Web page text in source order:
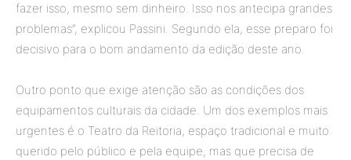
fazer isso, mesmo sem dinheiro. Isso nos antecipa grandes
problemas”, explicou Passini. Segundo ela, esse preparo foi
decisivo para o bom andamento da edição deste ano.
Outro ponto que exige atenção são as condições dos
equipamentos culturais da cidade. Um dos exemplos mais
urgentes é o Teatro da Reitoria, espaço tradicional e muito
querido pelo público e pela equipe, mas que precisa de